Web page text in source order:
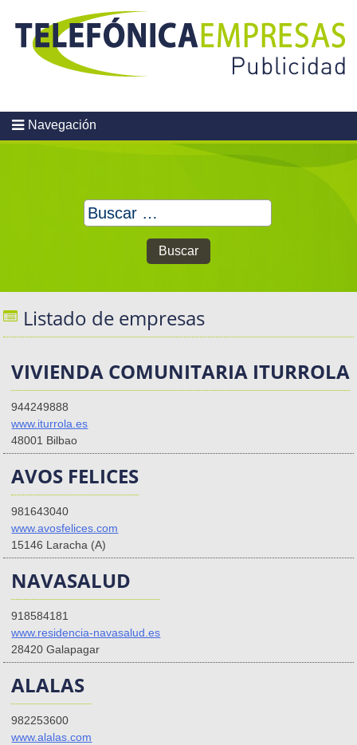
content
Navegación
Buscar:
Listado de empresas
VIVIENDA COMUNITARIA ITURROLA
944249888
www.iturrola.es
48001 Bilbao
AVOS FELICES
981643040
www.avosfelices.com
15146 Laracha (A)
NAVASALUD
918584181
www.residencia-navasalud.es
28420 Galapagar
ALALAS
982253600
www.alalas.com